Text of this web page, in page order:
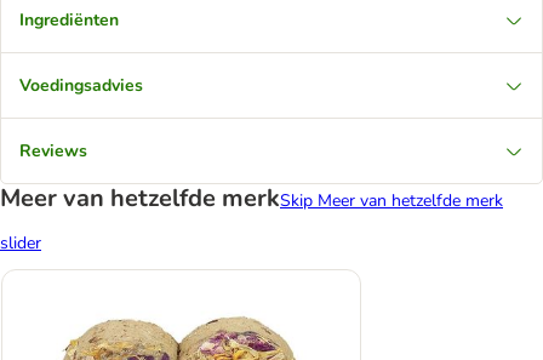
Ingrediënten
Voedingsadvies
Reviews
Meer van hetzelfde merkSkip Meer van hetzelfde merk
slider